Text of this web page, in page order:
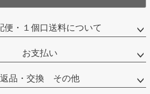
便・１個口送料について
お支払い
返品・交換 その他